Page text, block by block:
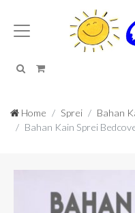
SearchCart
Home Sprei
Bahan
Bahan Kain Sprei